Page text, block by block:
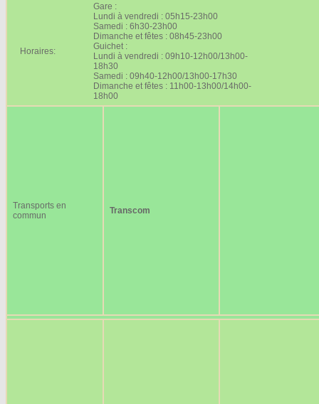
Horaires:
Gare :
Lundi à vendredi : 05h15-23h00
Samedi : 6h30-23h00
Dimanche et fêtes : 08h45-23h00
Guichet :
Lundi à vendredi : 09h10-12h00/13h00-
18h30
Samedi : 09h40-12h00/13h00-17h30
Dimanche et fêtes : 11h00-13h00/14h00-
18h00
Transports en
commun
Transcom